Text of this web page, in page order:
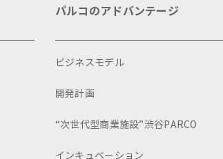
パルコのアドバンテージ
ビジネスモデル
開発計画
“次世代型商業施設”渋谷PARCO
インキュベーション